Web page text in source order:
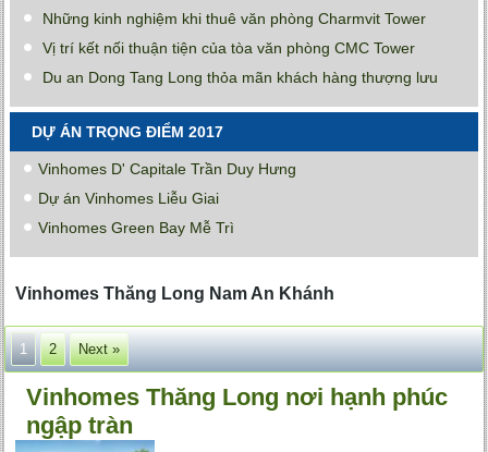
Những kinh nghiệm khi thuê văn phòng Charmvit Tower
Vị trí kết nối thuận tiện của tòa văn phòng CMC Tower
Du an Dong Tang Long thỏa mãn khách hàng thượng lưu
DỰ ÁN TRỌNG ĐIỂM 2017
Vinhomes D' Capitale Trần Duy Hưng
Dự án Vinhomes Liễu Giai
Vinhomes Green Bay Mễ Trì
Vinhomes Thăng Long Nam An Khánh
1 2 Next »
Vinhomes Thăng Long nơi hạnh phúc
ngập tràn